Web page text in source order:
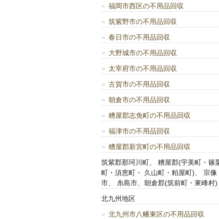
福岡市西区の不用品回収
筑紫野市の不用品回収
春日市の不用品回収
大野城市の不用品回収
太宰府市の不用品回収
古賀市の不用品回収
朝倉市の不用品回収
糟屋郡志免町の不用品回収
福津市の不用品回収
糟屋郡新宮町の不用品回収
筑紫郡那珂川町、 糟屋郡(宇美町・篠
町・須恵町・ 久山町・粕屋町)、 宗像
市、 糸島市、朝倉郡(筑前町・東峰村)
北九州地区
北九州市八幡東区の不用品回収